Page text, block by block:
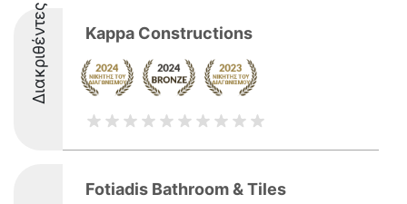
Διακριθέντες Kappa Constructions
Fotiadis Bathroom & Tiles